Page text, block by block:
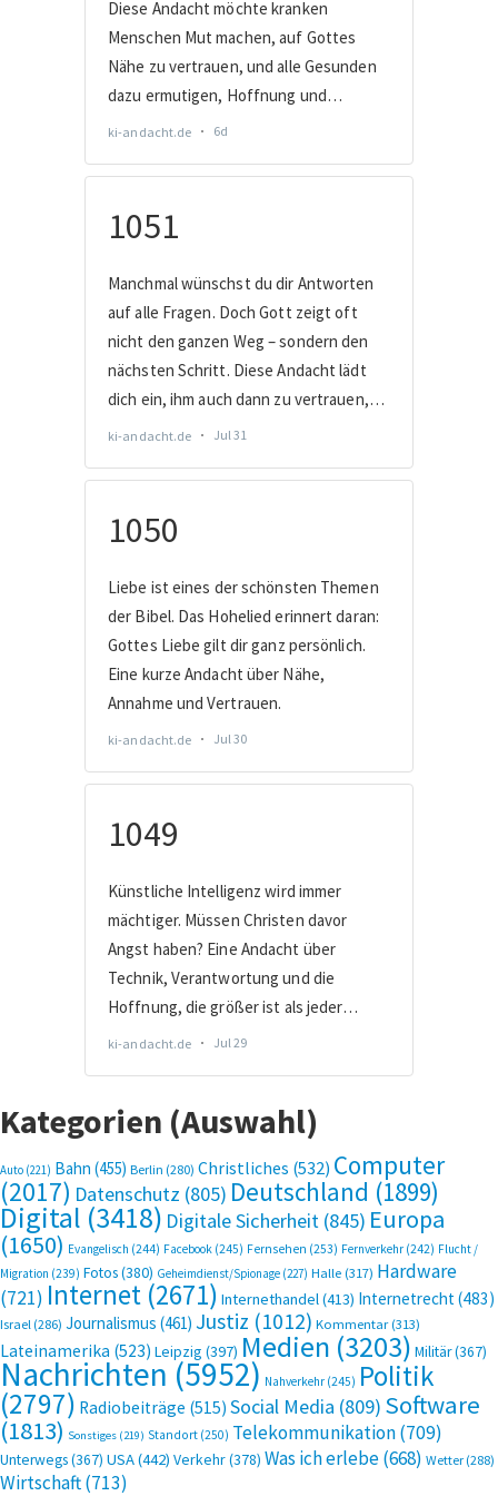
Kategorien (Auswahl)
Auto (221) Bahn (455) Berlin (280) Christliches (532) Computer
(2017) Datenschutz (805) Deutschland (1899)
Digital (3418) Digitale Sicherheit (845) Europa
(1650) Evangelisch (244) Facebook (245) Fernsehen (253) Fernverkehr (242) Flucht /
Migration (239) Fotos(380) Geheimdienst/Spionage (227) Halle(317) Hardware
(721) Internet (2671) Internethandel(413) Internetrecht(483)
Israel (286) Journalismus (461) Justiz (1012) Kommentar(313)
Lateinamerika (523) Leipzig (397) Medien (3203) Militär(367)
Nachrichten(5952) Nahverkehr (245) Politik
(2797) Radiobeiträge (515) Social Media (809) Software
(1813) Sonstiges (219) Standort (250) Telekommunikation(709)
Unterwegs(367) USA(442) Verkehr(378) Was ich erlebe(668) Wetter (288)
Wirtschaft(713)